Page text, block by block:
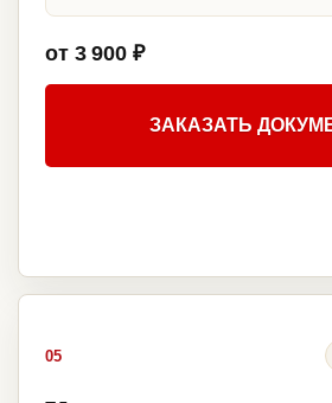
от 3 900 ₽
ЗАКАЗАТЬ
05